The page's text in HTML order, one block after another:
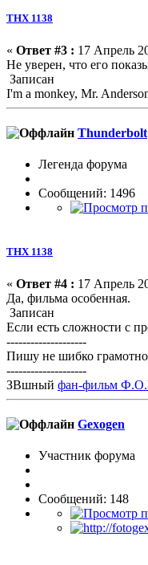
ТНХ 1138
« Ответ #3 : 17 Апрель
Не уверен, что его
Записан
I'm a monkey, Mr.
Thunderbolt
Легенда форума
Сообщений: 1496
ТНХ 1138
« Ответ #4 : 17 Апрель
Да, фильма особенная.
Записан
Если есть сложности с
--------------------
Пишу не шибко
--------------------
ЗВшный фан-фильм
Gexogen
Участник форума
Сообщений: 148